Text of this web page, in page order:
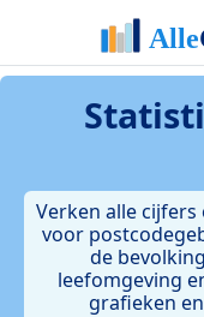
Verken alle
voor
de
leefomgeving
grafieken